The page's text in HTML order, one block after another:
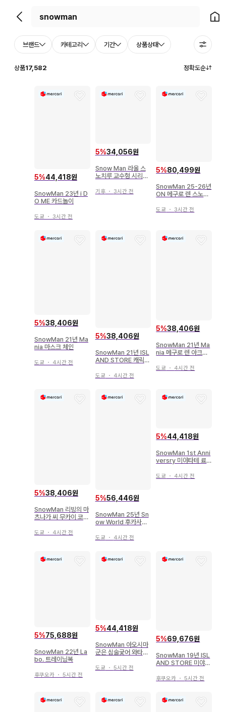
뒤로가기 홈으
브랜드 카테고리 기간 상품상태
상품17,582 정확도순
5%44,418원
SnowMan 23년 i D
O ME 카드놀이
도쿄 ・ 3시간 전
5%34,056원
Snow Man 라울 스
노치루 교수형 시리즈
기후・ 3시간 전
5%80,499원
SnowMan 25-26년
ON 메구로 렌 스노치
도쿄 ・ 3시간 전
5%38,406원
SnowMan 21년 Ma
nia 마스크 체인
도쿄 ・ 4시간 전
5%38,406원
SnowMan 21년 ISL
AND STORE 캐릭터
도쿄 ・ 4시간 전
5%38,406원
SnowMan 21년 Ma
nia 메구로 렌 아크릴
도쿄 ・ 4시간 전
5%38,406원
SnowMan 리빙의 마
츠나가 씨 무카이 코지
도쿄 ・ 4시간 전
5%56,446원
SnowMan 25년 Sn
ow World 후카사와
도쿄 ・ 4시간 전
5%44,418원
SnowMan 1st Anni
versry 미야타테 료
도쿄 ・ 4시간 전
5%75,688원
SnowMan 22년 La
bo. 트레이닝복
후쿠오카 ・ 5시간 전
5%44,418원
SnowMan 아오시마
군은 심술궂어 와타나
도쿄 ・ 5시간 전
5%69,676원
SnowMan 19년 ISL
AND STORE 미야타
후쿠오카 ・5시간 전